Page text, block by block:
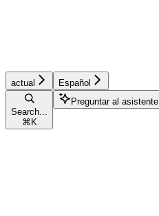
actual Español
Search...
⌘ K
Preguntar al asistente